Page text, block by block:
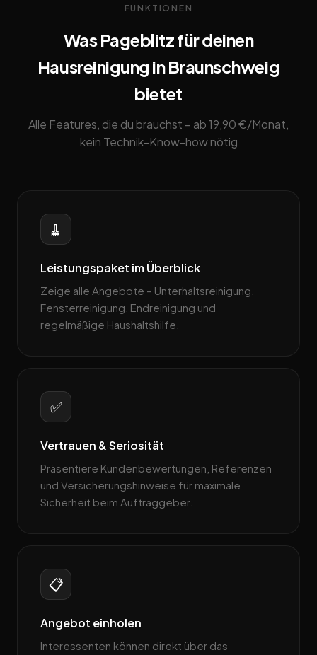
FUNKTIONEN
Was Pageblitz für deinen
Hausreinigung in Braunschweig
bietet
Alle Features, die du brauchst – ab 19,90 €/Monat,
kein Technik-Know-how nötig
🧹
Leistungspaket im Überblick
Zeige alle Angebote – Unterhaltsreinigung,
Fensterreinigung, Endreinigung und
regelmäßige Haushaltshilfe.
✅
Vertrauen & Seriosität
Präsentiere Kundenbewertungen, Referenzen
und Versicherungshinweise für maximale
Sicherheit beim Auftraggeber.
📋
Angebot einholen
Interessenten können direkt über das